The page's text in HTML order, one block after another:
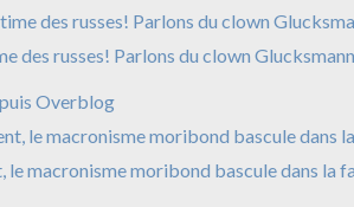
des russes! Parlons du clown Glucksmann
Overblog
le macronisme moribond bascule dans la